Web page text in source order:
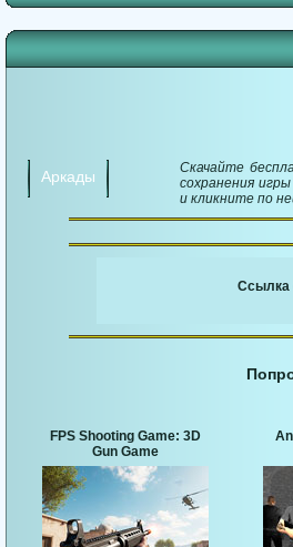
Аркады
Скачайте
сохранения
и кликните по
Ссылка
FPS Shooting Game: 3D
Gun Game